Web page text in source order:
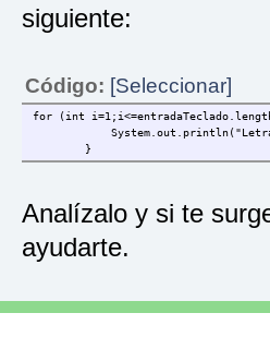
siguiente:
Código: [Seleccionar]
for (int
System.out.println("Letra
}
Analízalo y si te
ayudarte.